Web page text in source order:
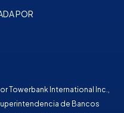
POR
Towerbank International Inc.,
de Bancos